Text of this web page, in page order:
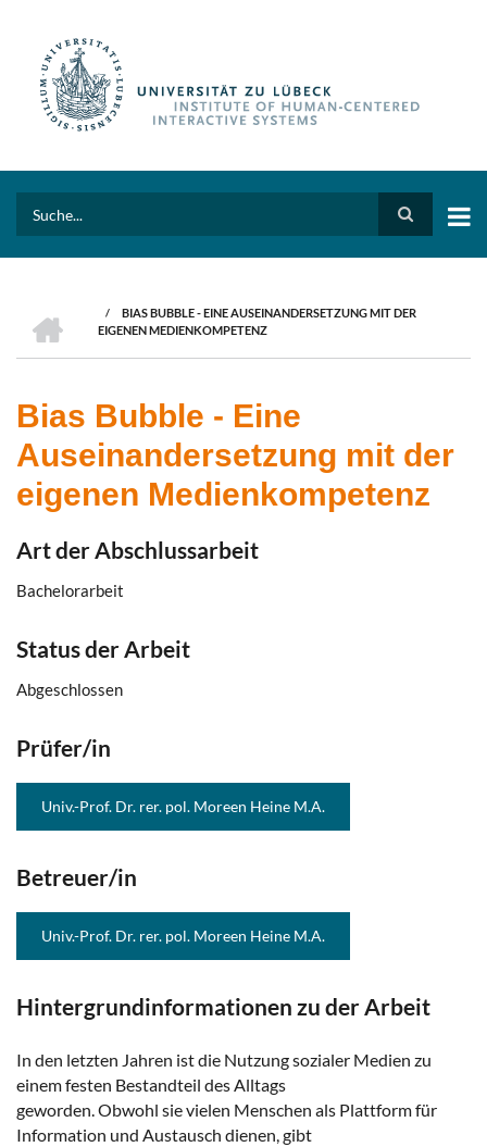
content
BREADCRUMB
/
BIAS BUBBLE - EINE AUSEINANDERSETZUNG MIT DER
EIGENEN MEDIENKOMPETENZ
Bias Bubble - Eine
Auseinandersetzung mit der
eigenen Medienkompetenz
Art der Abschlussarbeit
Bachelorarbeit
Status der Arbeit
Abgeschlossen
Prüfer/in
Univ.-Prof. Dr. rer. pol. Moreen Heine M.A.
Betreuer/in
Univ.-Prof. Dr. rer. pol. Moreen Heine M.A.
Hintergrundinformationen zu der Arbeit
In den letzten Jahren ist die Nutzung sozialer Medien zu
einem festen Bestandteil des Alltags
geworden. Obwohl sie vielen Menschen als Plattform für
Information und Austausch dienen, gibt